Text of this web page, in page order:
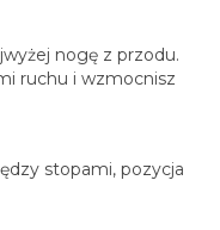
nogę z przodu.
ruchu i wzmocnisz
stopami, pozycja